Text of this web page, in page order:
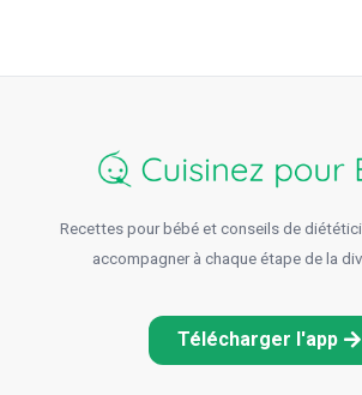
Recettes pour bébé et conseils de
accompagner à chaque étape de la
Télécharger l'app